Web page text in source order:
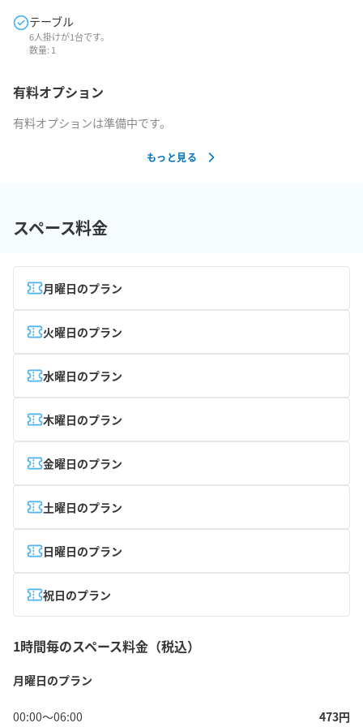
テーブル
6人掛けが1台です。
数量: 1
有料オプション
有料オプションは準備中です。
もっと見る
スペース料金
月曜日のプラン
火曜日のプラン
水曜日のプラン
木曜日のプラン
金曜日のプラン
土曜日のプラン
日曜日のプラン
祝日のプラン
1時間毎のスペース料金（税込）
月曜日のプラン
00:00〜06:00 473円